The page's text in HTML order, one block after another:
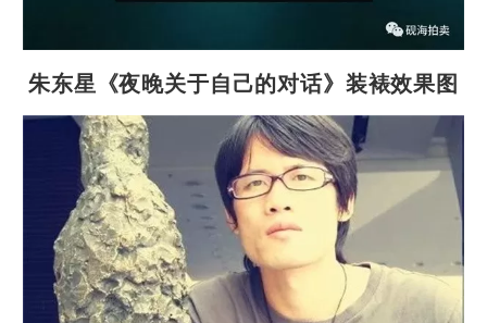
朱东星《夜晚关于自己的对话》装裱效果图